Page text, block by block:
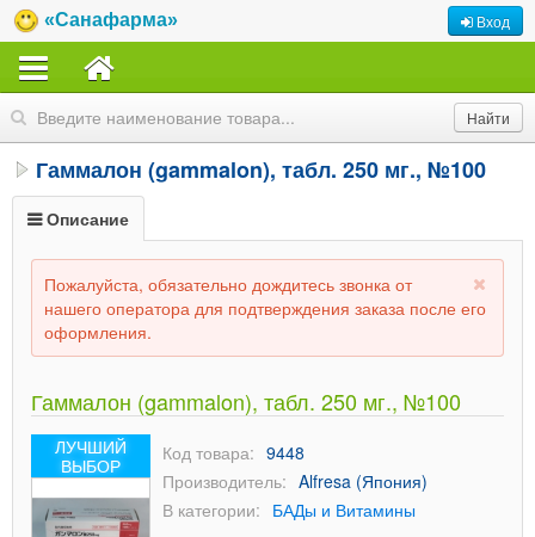
«Санафарма» Вход
Гаммалон (gammalon), табл. 250 мг., №100
Описание
Пожалуйста, обязательно дождитесь звонка от
нашего оператора для подтверждения заказа после его
оформления.
Гаммалон (gammalon), табл. 250 мг., №100
ЛУЧШИЙ
ВЫБОР
Код товара: 9448
Производитель: Alfresa (Япония)
В категории: БАДы и Витамины